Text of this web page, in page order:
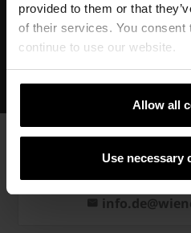
provided to them or that
of their services. You consent
continue to use our website.
Allow all
Use necessary
Verbesserung der
Baustoffe für die
Individuelle
+49